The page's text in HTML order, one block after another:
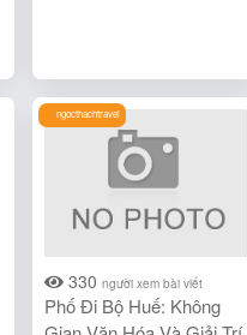
ngocthachtravel
330 người xem bài viết
Phố Đi Bộ Huế: Không